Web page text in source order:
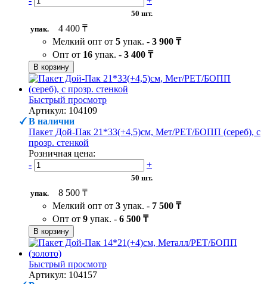
50 шт.
упак.
4 400 ₸
Мелкий опт от 5 упак. - 3 900 ₸
Опт от 16 упак. - 3 400 ₸
В корзину
Быстрый просмотр
Артикул: 104109
В наличии
Пакет Дой-Пак 21*33(+4,5)см, Мет/PET/БОПП (сереб), с
прозр. стенкой
Розничная цена:
-
+
50 шт.
упак.
8 500 ₸
Мелкий опт от 3 упак. - 7 500 ₸
Опт от 9 упак. - 6 500 ₸
В корзину
Быстрый просмотр
Артикул: 104157